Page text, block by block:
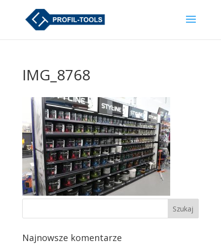
IMG_8768
Najnowsze komentarze